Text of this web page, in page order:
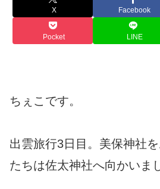
X Facebook
Pocket LINE
ちぇこです。
出雲旅行3日目。美保神社
たちは佐太神社へ向かいま